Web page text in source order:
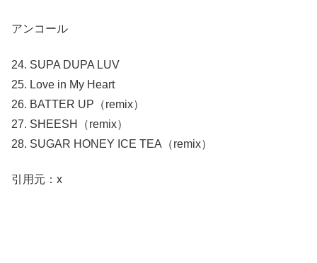
アンコール
24. SUPA DUPA LUV
25. Love in My Heart
26. BATTER UP（remix）
27. SHEESH（remix）
28. SUGAR HONEY ICE TEA（remix）
引用元：x